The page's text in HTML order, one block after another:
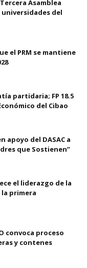
Asamblea
del
el PRM se mantiene
partidaria; FP 18.5
del Cibao
apoyo del DASAC a
que Sostienen”
el liderazgo de la
la primera
convoca proceso
y contenes